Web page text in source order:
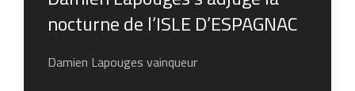
nocturne de l’ISLE D’ESPAGNAC
Damien Lapouges vainqueur